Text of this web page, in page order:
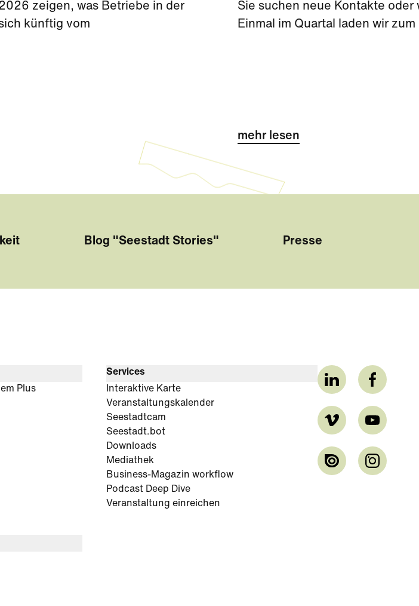
zeigen, was Betriebe in der
künftig vom
Sie suchen neue Kontakte
Einmal im Quartal laden wir
mehr lesen
Blog "Seestadt Stories" Presse
Plus
Services
Interaktive Karte
Veranstaltungskalender
Seestadtcam
Seestadt.bot
Downloads
Mediathek
Business-Magazin workflow
Podcast Deep Dive
Veranstaltung einreichen